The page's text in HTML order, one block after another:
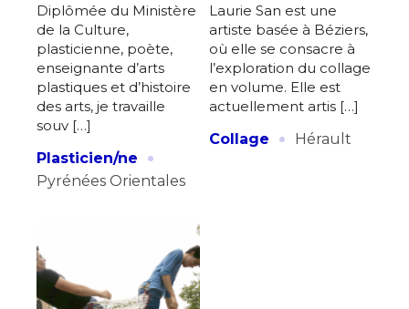
Diplômée du Ministère
de la Culture,
plasticienne, poète,
enseignante d’arts
plastiques et d’histoire
des arts, je travaille
souv […]
Plasticien/ne
·
Pyrénées Orientales
Laurie San est une
artiste basée à Béziers,
où elle se consacre à
l’exploration du collage
en volume. Elle est
actuellement artis […]
Collage
· Hérault